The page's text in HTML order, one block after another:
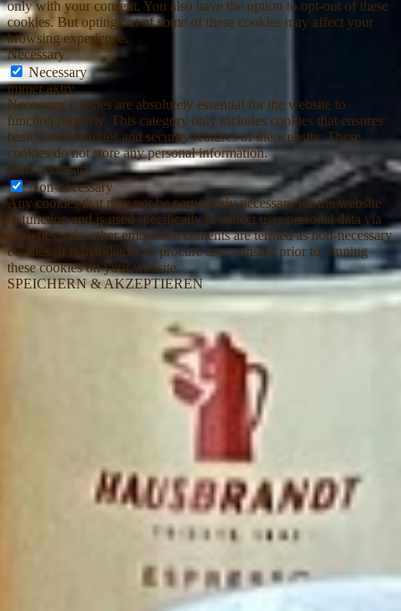
only with your consent. You also have the option to opt-out of these
cookies. But opting out of some of these cookies may affect your
browsing experience.
Necessary
Necessary
immer aktiv
Necessary cookies are absolutely essential for the website to
function properly. This category only includes cookies that ensures
basic functionalities and security features of the website. These
cookies do not store any personal information.
Non-necessary
Non-necessary
Any cookies that may not be particularly necessary for the website
to function and is used specifically to collect user personal data via
analytics, ads, other embedded contents are termed as non-necessary
cookies. It is mandatory to procure user consent prior to running
these cookies on your website.
SPEICHERN & AKZEPTIEREN